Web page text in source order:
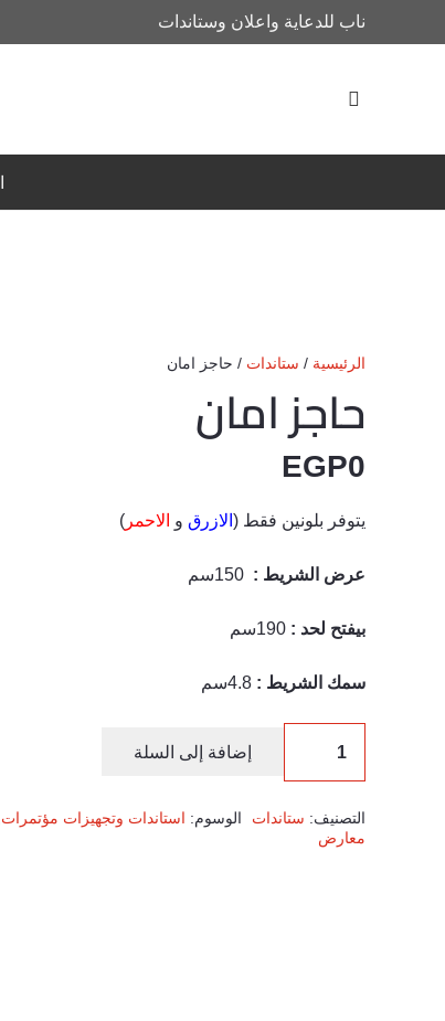
ناب للدعاية واعلان وستاندات
الرئيسية / ستاندات / حاجز امان
حاجز امان
EGP0
يتوفر بلونين فقط ( الازرق و الاحمر )
عرض الشريط :
بيفتح لحد :
سمك الشريط :
إضافة إلى السلة
التصنيف: ستاندات الوسوم: استاندات وتجهيزات مؤتمرات
معارض